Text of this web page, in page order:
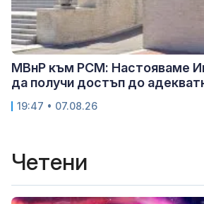
МВнР към РСМ: Настояваме
да получи достъп до
19:47 • 07.08.26
Четени